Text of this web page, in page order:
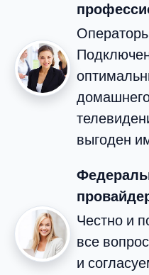
выгоден
Честно и
все
и